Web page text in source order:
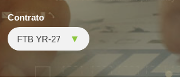
Contrato